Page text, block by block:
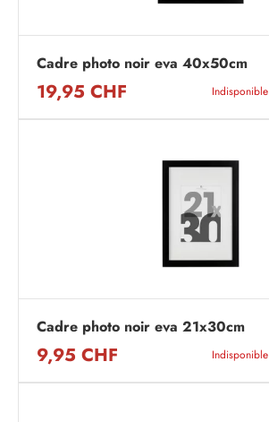
Cadre photo noir eva 40x50cm
19,95 CHF Indisponible
Cadre photo noir eva 21x30cm
9,95 CHF Indisponible